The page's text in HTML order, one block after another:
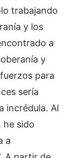
trabajando
y los
a
y
para
sería
incrédula. Al
he sido
a